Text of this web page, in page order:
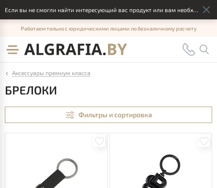
Работаем только с юридическими лицами по безналичному расчету
Аксессуары премиум класса
БРЕЛОКИ
Фильтры и сортировка